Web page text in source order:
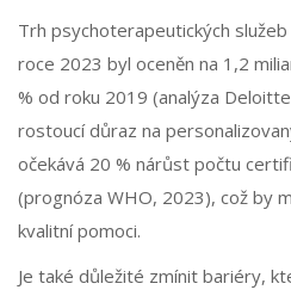
Trh psychoterapeutických
roce 2023 byl oceněn na 1,2
% od roku 2019 (analýza
rostoucí důraz na
očekává 20 % nárůst počtu
(prognóza WHO, 2023), což by
kvalitní pomoci.
Je také důležité zmínit bariéry,